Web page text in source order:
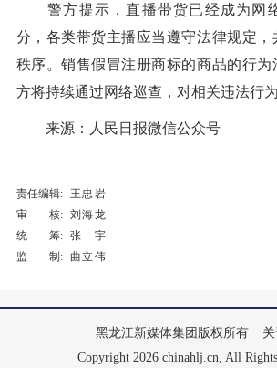
警方提示，直播带货已经成为网
分，各类带货主播应当遵守法律规定，
秩序。销售假冒注册商标的商品的行为
方将持续通过网络巡查，对相关违法行为
来源：人民日报微信公众号
责任编辑:
王忠岩
审 核: 刘海龙
统 筹: 张宇
监 制: 曲立伟
黑龙江新媒体集团版权所有
Copyright 2026 chinahlj.cn, All Rights